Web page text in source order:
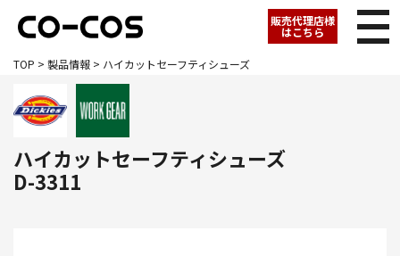
販売代理店様
はこちら
TOP > 製品情報 > ハイカットセーフティシューズ
ハイカットセーフティシューズ
D-3311